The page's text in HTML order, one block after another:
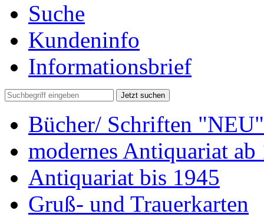
Suche
Kundeninfo
Informationsbrief
Jetzt suchen
Bücher/ Schriften "NEU"
modernes Antiquariat ab
Antiquariat bis 1945
Gruß- und Trauerkarten